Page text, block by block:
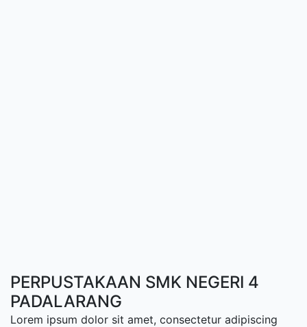
PERPUSTAKAAN SMK NEGERI 4
PADALARANG
Lorem ipsum dolor sit amet, consectetur adipiscing